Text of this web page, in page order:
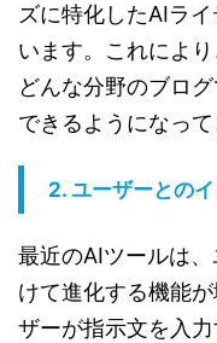
ズに特化したAIラ
います。これによ
どんな分野のブロ
できるようになって
2. ユーザーとの
最近のAIツールは
けて進化する機能
ザーが指示文を入